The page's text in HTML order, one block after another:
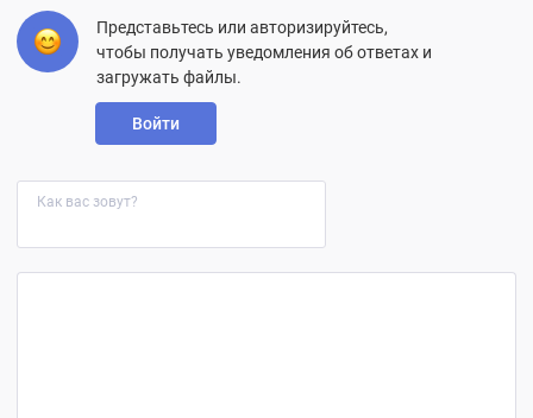
Представьтесь или авторизируйтесь,
чтобы получать уведомления об ответах и
загружать файлы.
Войти
Как вас зовут?